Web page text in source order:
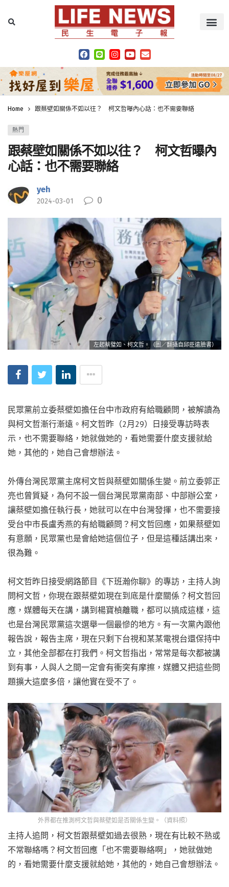
Home 跟蔡壁如關係不如以往？ 柯文哲曝內心話：也不需要聯絡
熱門
跟蔡壁如關係不如以往？ 柯文哲曝內
心話：也不需要聯絡
yeh
2024-03-01 0
左起蔡璧如、柯文哲。（圖／翻攝自邱臣遠臉書）
民眾黨前立委蔡壁如擔任台中市政府有給職顧問，被解讀為
與柯文哲漸行漸遠。柯文哲昨（2月29）日接受專訪時表
示，也不需要聯絡，她就做她的，看她需要什麼支援就給
她，其他的，她自己會想辦法。
外傳台灣民眾黨主席柯文哲與蔡壁如關係生變。前立委郭正
亮也曾質疑，為何不設一個台灣民眾黨南部、中部辦公室，
讓蔡壁如擔任執行長，她就可以在中台灣發揮，也不需要接
受台中市長盧秀燕的有給職顧問？柯文哲回應，如果蔡壁如
有意願，民眾黨也是會給她這個位子，但是這種話講出來，
很為難。
柯文哲昨日接受網路節目《下班瀚你聊》的專訪，主持人詢
問柯文哲，你現在跟蔡壁如現在到底是什麼關係？柯文哲回
應，媒體每天在講，講到楊寶楨離職，都可以搞成這樣，這
也是台灣民眾黨這次選舉一個最慘的地方。有一次黨內跟他
報告說，報告主席，現在只剩下台視和某某電視台還保持中
立，其他全部都在打我們。柯文哲指出，常常是每次都被講
到有事，人與人之間一定會有衝突有摩擦，媒體又把這些問
題擴大這麼多倍，讓他實在受不了。
外界都在推測柯文哲與蔡壁如是否關係生變。（資料照）
主持人追問，柯文哲跟蔡壁如過去很熟，現在有比較不熟或
不常聯絡嗎？柯文哲回應「也不需要聯絡啊」，她就做她
的，看她需要什麼支援就給她，其他的，她自己會想辦法。